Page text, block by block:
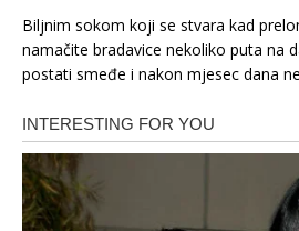
Biljnim sokom koji se stvara kad
namačite bradavice nekoliko puta na
postati smeđe i nakon mjesec dana